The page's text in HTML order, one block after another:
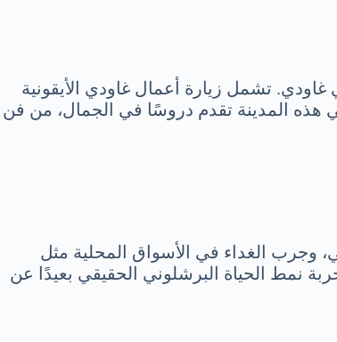
تشمل زيارة أعمال غاودي الأيقونية
في هذه المدينة تقدم دروسًا في الجمال، من فن
وجرب الغداء في الأسواق المحلية مثل
نمط الحياة البرشلوني الحقيقي بعيدًا عن